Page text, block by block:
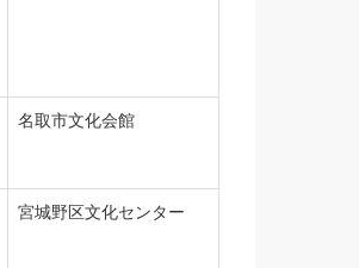
名取市文化会館
宮城野区文化センター